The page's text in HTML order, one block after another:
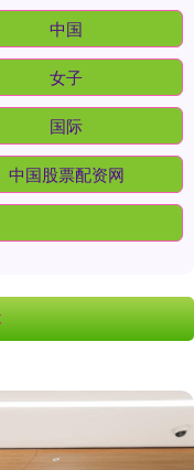
中国
女子
国际
中国股票配资网